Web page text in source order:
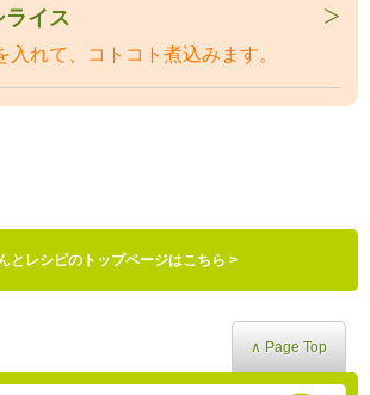
イス
入れて、コトコト煮込みます。
とレシピのトップページはこちら >
∧ Page Top